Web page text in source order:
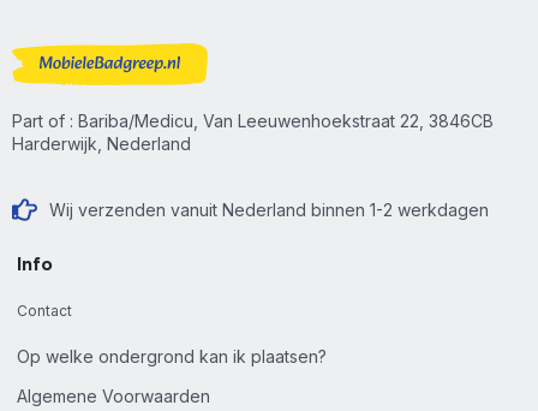
Part of : Bariba/Medicu, Van Leeuwenhoekstraat 22, 3846CB
Harderwijk, Nederland
Wij verzenden vanuit Nederland binnen 1-2 werkdagen
Info
Contact
Op welke ondergrond kan ik plaatsen?
Algemene Voorwaarden